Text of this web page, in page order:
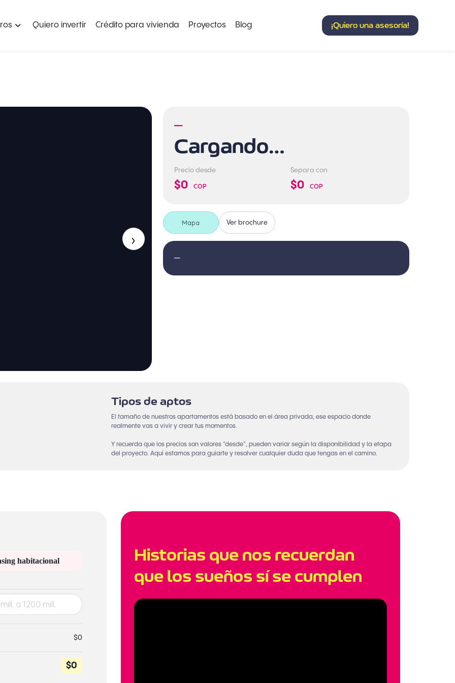
Quiero invertir Crédito para vivienda Proyectos Blog ¡Quiero una asesoría!
›
—
Cargando…
Precio desde
$0 COP
Separa con
$0 COP
Mapa Ver brochure
—
Tipos de aptos
El tamaño de nuestros apartamentos está basado en el área privada, ese espacio donde
realmente vas a vivir y crear tus momentos.
Y recuerda que los precios son valores “desde”, pueden variar según la disponibilidad y la etapa
del proyecto. Aquí estamos para guiarte y resolver cualquier duda que tengas en el camino.
habitacional
$0
$0
Historias que nos recuerdan
que los sueños sí se cumplen